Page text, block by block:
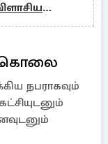
நபராகவும்